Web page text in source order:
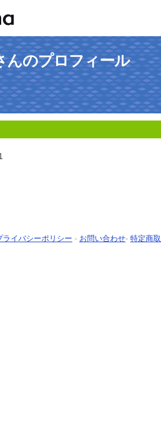
んのプロフィール
ライバシーポリシー - お問い合わせ- 特定商